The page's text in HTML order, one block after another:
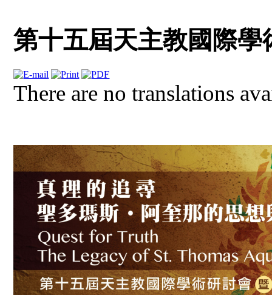
第十五屆天主教國際學
There are no translations